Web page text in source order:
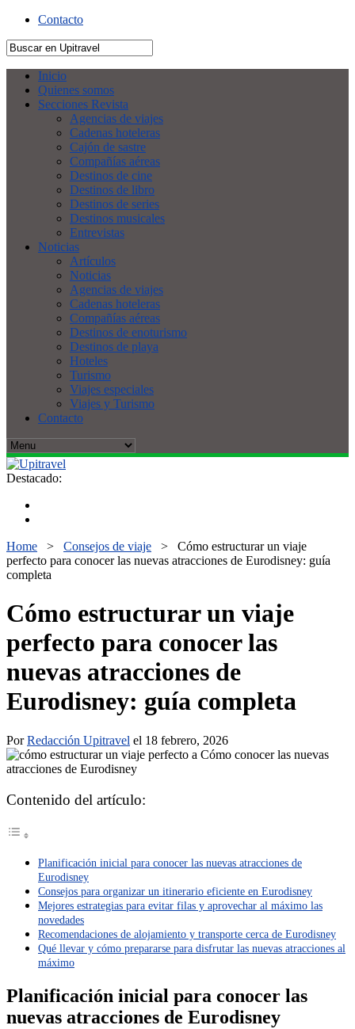
Contacto
Inicio
Quienes somos
Secciones Revista
Agencias de viajes
Cadenas hoteleras
Cajón de sastre
Compañías aéreas
Destinos de cine
Destinos de libro
Destinos de series
Destinos musicales
Entrevistas
Noticias
Artículos
Noticias
Agencias de viajes
Cadenas hoteleras
Compañías aéreas
Destinos de enoturismo
Destinos de playa
Hoteles
Turismo
Viajes especiales
Viajes y Turismo
Contacto
Destacado:
Home > Consejos de viaje > Cómo estructurar un viaje
perfecto para conocer las nuevas atracciones de Eurodisney: guía
completa
Cómo estructurar un viaje
perfecto para conocer las
nuevas atracciones de
Eurodisney: guía completa
PorRedacción Upitravel el 18 febrero, 2026
Contenido del artículo:
Planificación inicial para conocer las nuevas atracciones de
Eurodisney
Consejos para organizar un itinerario eficiente en Eurodisney
Mejores estrategias para evitar filas y aprovechar al máximo las
novedades
Recomendaciones de alojamiento y transporte cerca de Eurodisney
Qué llevar y cómo prepararse para disfrutar las nuevas atracciones al
máximo
Planificación inicial para conocer las
nuevas atracciones de Eurodisney